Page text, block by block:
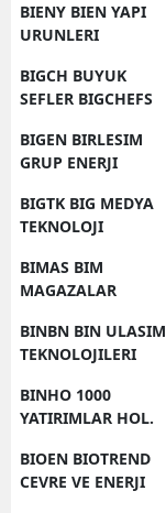
BIENY BIEN YAPI
URUNLERI
BIGCH BUYUK
SEFLER BIGCHEFS
BIGEN BIRLESIM
GRUP ENERJI
BIGTK BIG MEDYA
TEKNOLOJI
BIMAS BIM
MAGAZALAR
BINBN BIN ULASIM
TEKNOLOJILERI
BINHO 1000
YATIRIMLAR HOL.
BIOEN BIOTREND
CEVRE VE ENERJI